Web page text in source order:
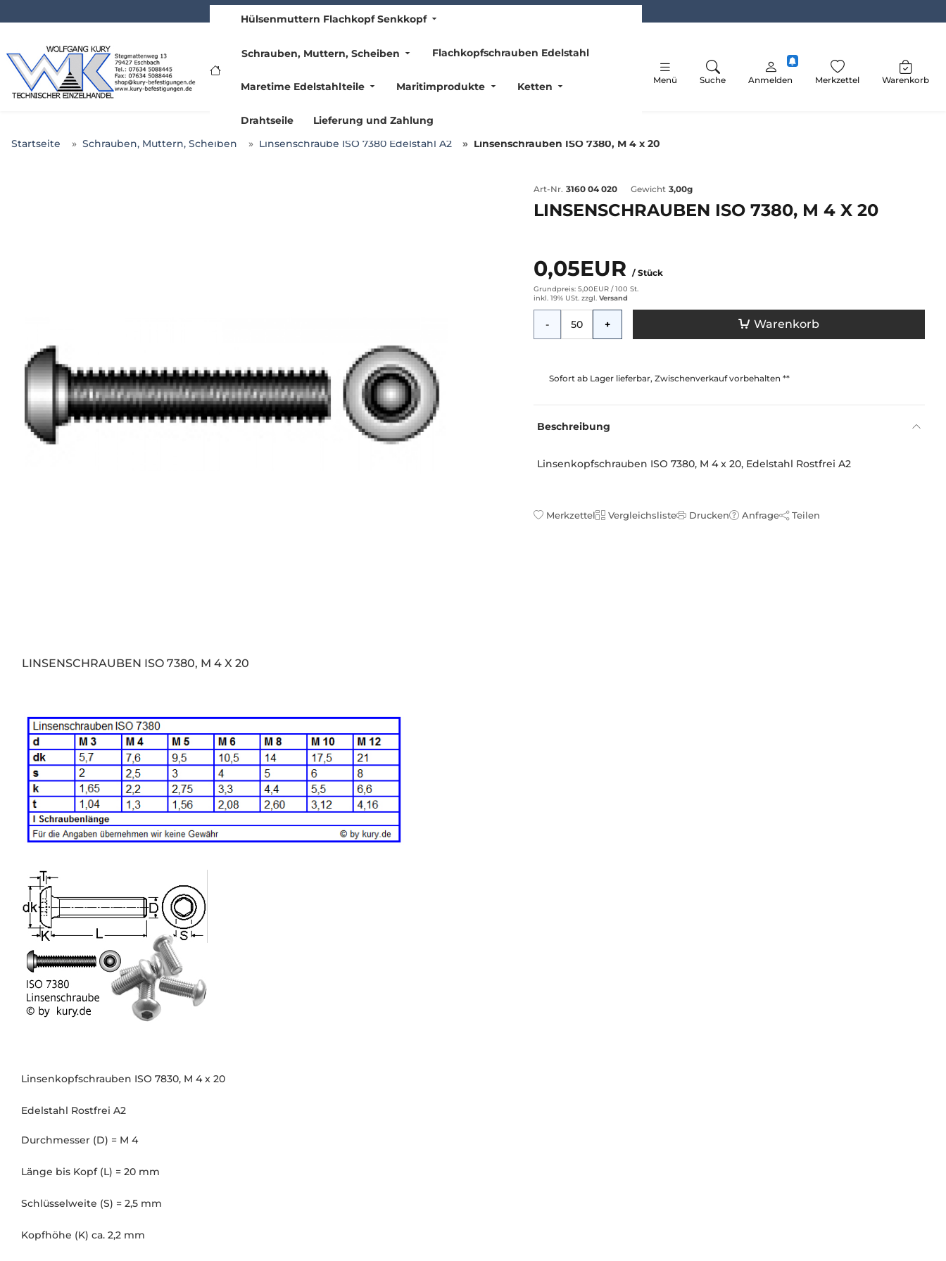
www.kury.de
Hülsenmuttern Flachkopf Senkkopf
Schrauben, Muttern, Scheiben Flachkopfschrauben Edelstahl
Maretime Edelstahlteile Maritimprodukte Ketten
Drahtseile Lieferung und Zahlung
Menü Suche Anmelden Merkzettel Warenkorb
Startseite Schrauben, Muttern, Scheiben Linsenschraube ISO 7380 Edelstahl A2 Linsenschrauben ISO 7380, M 4 x 20
Art-Nr. 3160 04 020 Gewicht 3,00g
LINSENSCHRAUBEN ISO 7380, M 4 X 20
0,05EUR / Stück
Grundpreis: 5,00EUR /100 St.
inkl. 19% USt. zzgl. Versand
- + Warenkorb
Sofort ab Lager lieferbar, Zwischenverkauf vorbehalten **
Beschreibung
Linsenkopfschrauben ISO 7380, M 4 x 20, Edelstahl Rostfrei A2
Merkzettel Vergleichsliste Drucken Anfrage Teilen
LINSENSCHRAUBEN ISO 7380, M 4 X 20
Linsenkopfschrauben ISO 7830, M 4 x 20
Edelstahl Rostfrei A2
Durchmesser (D) = M 4
Länge bis Kopf (L) = 20 mm
Schlüsselweite (S) = 2,5 mm
Kopfhöhe (K) ca. 2,2 mm